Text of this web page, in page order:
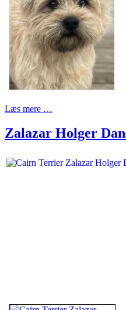
Læs mere …
Zalazar Holger